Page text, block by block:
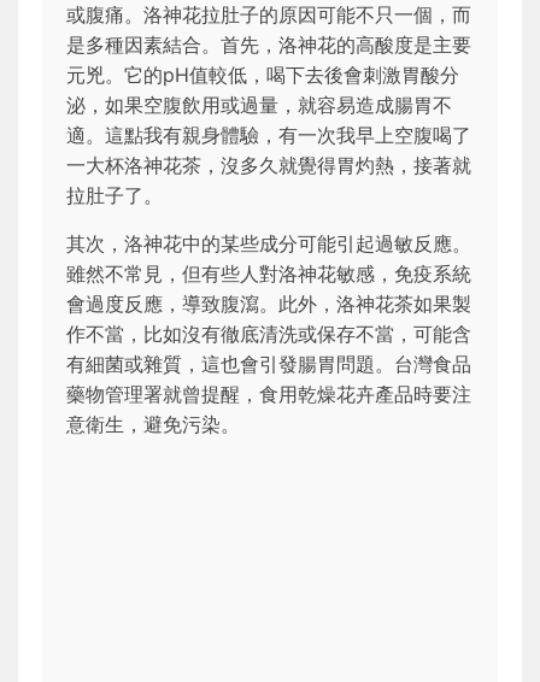
或腹痛。洛神花拉肚子的原因可能不只一個，而
是多種因素結合。首先，洛神花的高酸度是主要
元兇。它的pH值較低，喝下去後會刺激胃酸分
泌，如果空腹飲用或過量，就容易造成腸胃不
適。這點我有親身體驗，有一次我早上空腹喝了
一大杯洛神花茶，沒多久就覺得胃灼熱，接著就
拉肚子了。
其次，洛神花中的某些成分可能引起過敏反應。
雖然不常見，但有些人對洛神花敏感，免疫系統
會過度反應，導致腹瀉。此外，洛神花茶如果製
作不當，比如沒有徹底清洗或保存不當，可能含
有細菌或雜質，這也會引發腸胃問題。台灣食品
藥物管理署就曾提醒，食用乾燥花卉產品時要注
意衛生，避免污染。